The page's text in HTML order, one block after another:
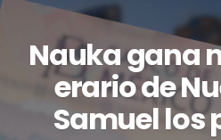
Nauka gana
erario de
Samuel los